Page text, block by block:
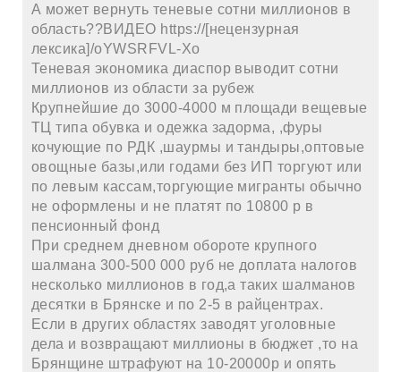
А может вернуть теневые сотни миллионов в
область??ВИДЕО https://[нецензурная
лексика]/oYWSRFVL-Xo
Теневая экономика диаспор выводит сотни
миллионов из области за рубеж
Крупнейшие до 3000-4000 м площади вещевые
ТЦ типа обувка и одежка задорма, ,фуры
кочующие по РДК ,шаурмы и тандыры,оптовые
овощные базы,или годами без ИП торгуют или
по левым кассам,торгующие мигранты обычно
не оформлены и не платят по 10800 р в
пенсионный фонд
При среднем дневном обороте крупного
шалмана 300-500 000 руб не доплата налогов
несколько миллионов в год,а таких шалманов
десятки в Брянске и по 2-5 в райцентрах.
Если в других областях заводят уголовные
дела и возвращают миллионы в бюджет ,то на
Брянщине штрафуют на 10-20000р и опять